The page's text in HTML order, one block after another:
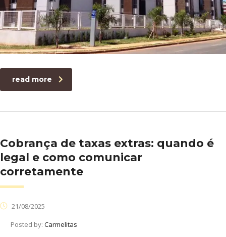
read more
Cobrança de taxas extras: quando é
legal e como comunicar
corretamente
21/08/2025
Posted by: Carmelitas